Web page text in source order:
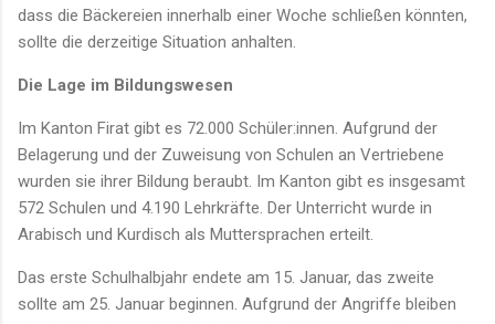
dass die Bäckereien innerhalb einer Woche schließen könnten,
sollte die derzeitige Situation anhalten.
Die Lage im Bildungswesen
Im Kanton Firat gibt es 72.000 Schüler:innen. Aufgrund der
Belagerung und der Zuweisung von Schulen an Vertriebene
wurden sie ihrer Bildung beraubt. Im Kanton gibt es insgesamt
572 Schulen und 4.190 Lehrkräfte. Der Unterricht wurde in
Arabisch und Kurdisch als Muttersprachen erteilt.
Das erste Schulhalbjahr endete am 15. Januar, das zweite
sollte am 25. Januar beginnen. Aufgrund der Angriffe bleiben